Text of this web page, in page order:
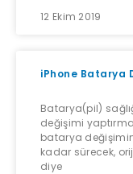
12 Ekim 2019
iPhone Batarya
Batarya(pil)
değişimi
batarya
kadar sürecek,
diye